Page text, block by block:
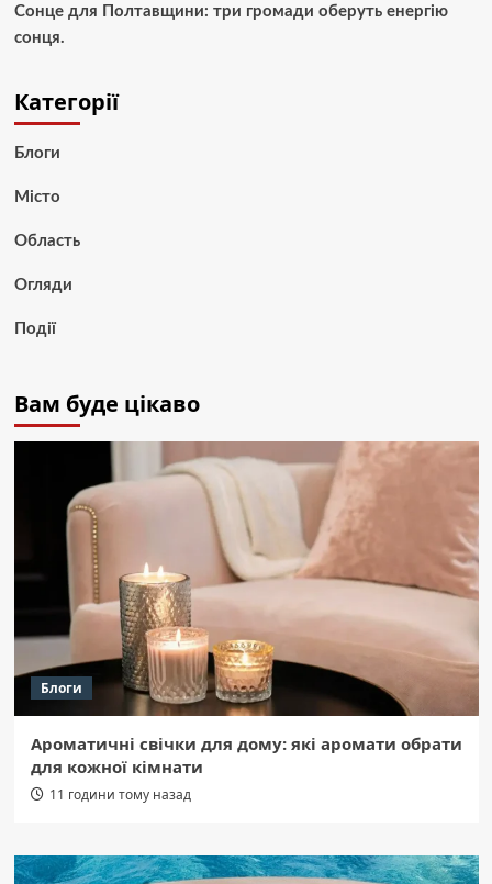
Сонце для Полтавщини: три громади оберуть енергію
сонця.
Категорії
Блоги
Місто
Область
Огляди
Події
Вам буде цікаво
Блоги
Ароматичні свічки для дому: які аромати обрати
для кожної кімнати
11 години тому назад